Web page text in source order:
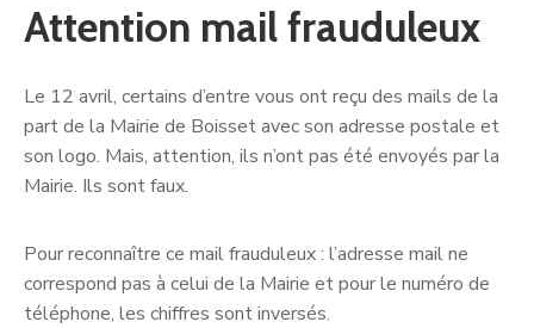
Attention mail frauduleux
Le 12 avril, certains d’entre vous ont reçu des mails de la
part de la Mairie de Boisset avec son adresse postale et
son logo. Mais, attention, ils n’ont pas été envoyés par la
Mairie. Ils sont faux.
Pour reconnaître ce mail frauduleux : l’adresse mail ne
correspond pas à celui de la Mairie et pour le numéro de
téléphone, les chiffres sont inversés.